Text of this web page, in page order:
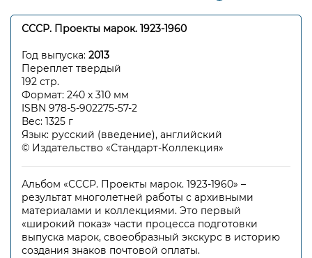
СССР. Проекты марок. 1923-1960
Год выпуска: 2013
Переплет твердый
192 стр.
Формат: 240 х 310 мм
ISBN 978-5-902275-57-2
Вес: 1325 г
Язык: русский (введение), английский
© Издательство «Стандарт-Коллекция»
Альбом «СССР. Проекты марок. 1923-1960» –
результат многолетней работы с архивными
материалами и коллекциями. Это первый
«широкий показ» части процесса подготовки
выпуска марок, своеобразный экскурс в историю
создания знаков почтовой оплаты.